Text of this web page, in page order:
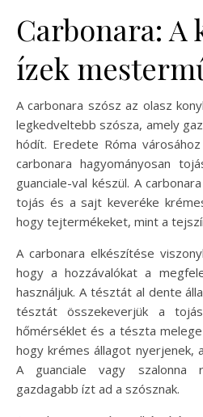
Carbonara: A
ízek
A carbonara szósz az olasz
legkedveltebb szósza, amely
hódít. Eredete Róma
carbonara hagyományosan
guanciale-val készül. A
tojás és a sajt keveréke
hogy tejtermékeket, mint a
A carbonara elkészítése
hogy a hozzávalókat a
használjuk. A tésztát al dente
tésztát összekeverjük a
hőmérséklet és a tészta
hogy krémes állagot nyerjenek,
A guanciale vagy szalonna
gazdagabb ízt ad a szósznak.